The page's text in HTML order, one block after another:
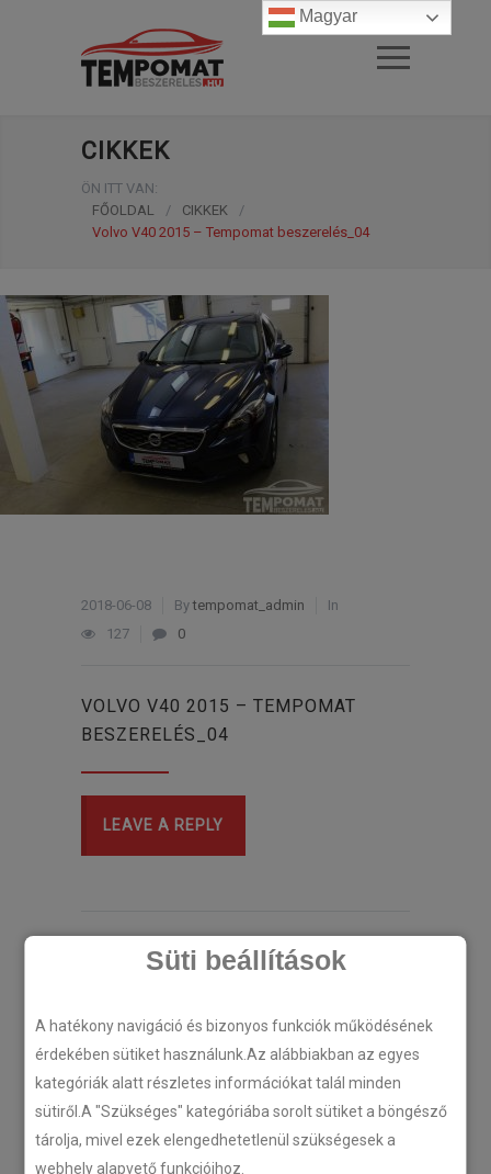
Süti beállítások
A hatékony navigáció és bizonyos funkciók működésének
érdekében sütiket használunk.Az alábbiakban az egyes
kategóriák alatt részletes információkat talál minden
sütiről.A "Szükséges" kategóriába sorolt sütiket a böngésző
tárolja, mivel ezek elengedhetetlenül szükségesek a
webhely alapvető funkcióihoz.
CIKKEK
ÖN ITT VAN:
FŐOLDAL
/ CIKKEK
/
Volvo V40 2015 – Tempomat beszerelés_04
2018-06-08 Bytempomat_admin
In
127
0
VOLVO V40 2015 – TEMPOMAT
BESZERELÉS_04
LEAVE A REPLY
Plug’n’Play tempomat ISUZU
N-szériás teherautókhoz
2018-07-26
Magyar